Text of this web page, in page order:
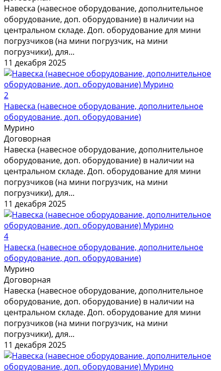
Навеска (навесное оборудование, дополнительное
оборудование, доп. оборудование) в наличии на
центральном складе. Доп. оборудование для мини
погрузчиков (на мини погрузчик, на мини
погрузчики), для...
11 декабря 2025
2
Навеска (навесное оборудование, дополнительное
оборудование, доп. оборудование)
Мурино
Договорная
Навеска (навесное оборудование, дополнительное
оборудование, доп. оборудование) в наличии на
центральном складе. Доп. оборудование для мини
погрузчиков (на мини погрузчик, на мини
погрузчики), для...
11 декабря 2025
4
Навеска (навесное оборудование, дополнительное
оборудование, доп. оборудование)
Мурино
Договорная
Навеска (навесное оборудование, дополнительное
оборудование, доп. оборудование) в наличии на
центральном складе. Доп. оборудование для мини
погрузчиков (на мини погрузчик, на мини
погрузчики), для...
11 декабря 2025